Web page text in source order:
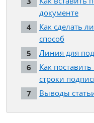
документе
Как сделать
способ
Линия для
Как
строки
Выводы